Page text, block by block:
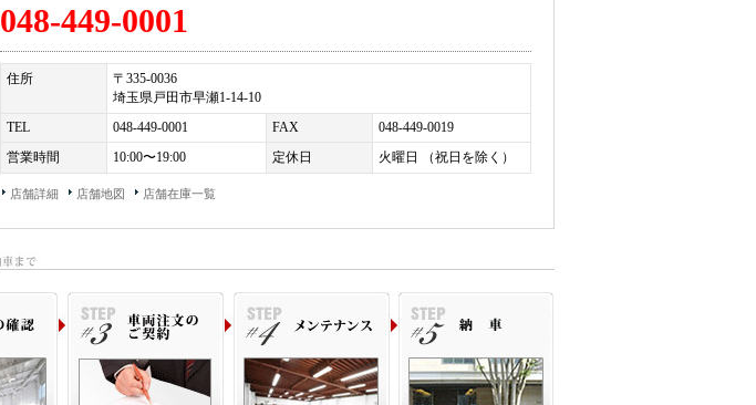
048-449-0001
住所
〒335-0036
埼玉県戸田市早瀬1-14-10
TEL
048-449-0001 FAX
048-449-0019
営業時間
10:00〜19:00 定休日 火曜日 （祝日を除く）
店舗詳細 店舗地図 店舗在庫一覧